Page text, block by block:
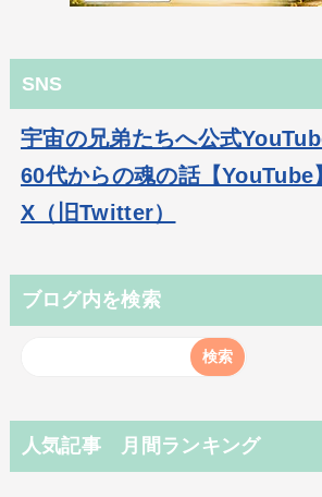
SNS
宇宙の兄弟たちへ公式
60代からの魂の話【YouTube
X（旧Twitter）
ブログ内を検索
人気記事 月間ランキング